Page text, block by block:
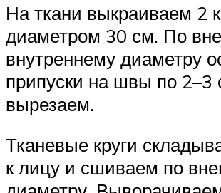
На ткани выкраиваем 2
диаметром 30 см. По
внутреннему диаметру
припуски на швы по 2–3
вырезаем.
Тканевые круги
к лицу и сшиваем по